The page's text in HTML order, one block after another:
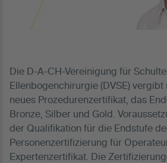
Die D-A-CH-Vereinigung für
Ellenbogenchirurgie (DVSE) vergibt
neues Prozedurenzertifikat, das
Bronze, Silber und Gold.
der Qualifikation für die Endstufe
Personenzertifizierung für
Expertenzertifikat. Die